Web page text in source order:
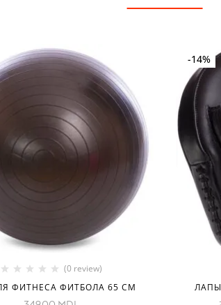
(0 review)
ФИТНЕСА ФИТБОЛА 65 СМ
-14%
ЛАПЫ